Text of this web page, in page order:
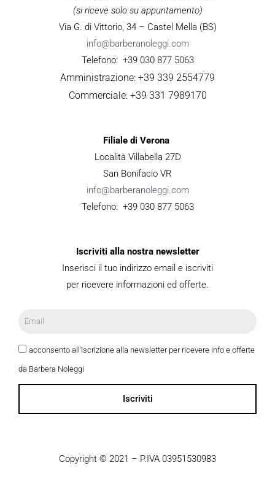
(si riceve solo su appuntamento)
Via G. di Vittorio, 34 – Castel Mella (BS)
info@barberanoleggi.com
Telefono: +39 030 877 5063
Amministrazione: +39 339 2554779
Commerciale: +39 331 7989170
Filiale di Verona
Località Villabella 27D
San Bonifacio VR
info@barberanoleggi.com
Telefono: +39 030 877 5063
Iscriviti alla nostra newsletter
Inserisci il tuo indirizzo email e iscriviti
per ricevere informazioni ed offerte.
acconsento all'iscrizione alla newsletter per ricevere info e offerte
da Barbera Noleggi
Iscriviti
Copyright © 2021 – P.IVA 03951530983